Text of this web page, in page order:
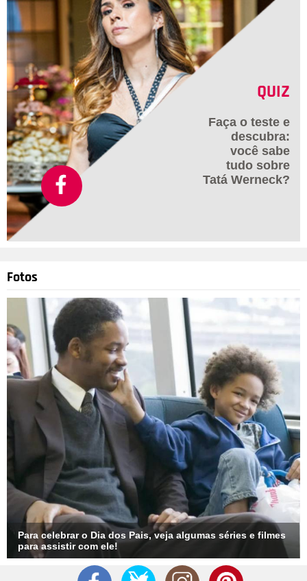
colombiana recusava as ondas que só viria a assumir muitos
anos depois.
Divulgação 4/13
Em 1998, seus fios escuros ganharam as primeiras mechas.
Coloridas, por que não? As madeixas foram foram tingidas em
tons de azul, rosa e vermelho. Foi a primeira vez que a
cantora apareceu com dreadlocks que ela voltaria a adotar
algumas vezes durante sua carreira.
QUIZ
Faça o teste e
descubra:
você sabe
tudo sobre
Tatá Werneck?
Fotos
Para celebrar o Dia dos Pais, veja algumas séries e filmes
para assistir com ele!